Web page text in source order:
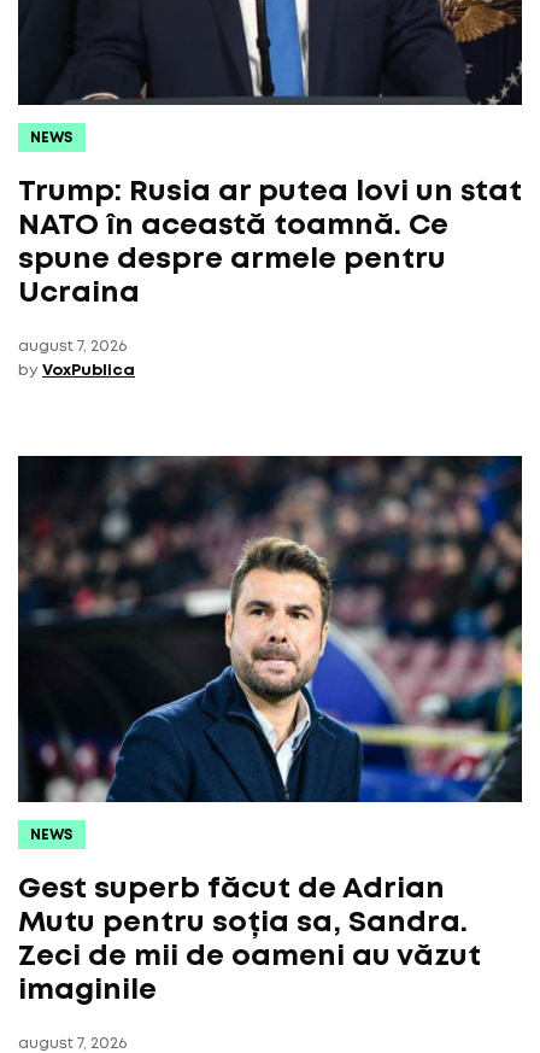
NEWS
Trump: Rusia ar putea lovi un stat
NATO în această toamnă. Ce
spune despre armele pentru
Ucraina
august 7, 2026
by VoxPublica
NEWS
Gest superb făcut de Adrian
Mutu pentru soția sa, Sandra.
Zeci de mii de oameni au văzut
imaginile
august 7, 2026